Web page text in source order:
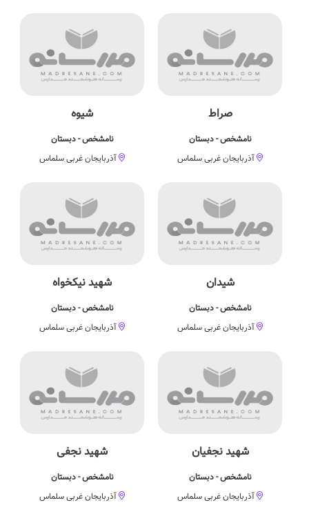
صراط
نامشخص - دبستان
آذربایجان غربی سلماس
شیوه
نامشخص - دبستان
آذربایجان غربی سلماس
شیدان
نامشخص - دبستان
آذربایجان غربی سلماس
شهید نیکخواه
نامشخص - دبستان
آذربایجان غربی سلماس
شهید نجفیان
نامشخص - دبستان
آذربایجان غربی سلماس
شهید نجفی
نامشخص - دبستان
آذربایجان غربی سلماس